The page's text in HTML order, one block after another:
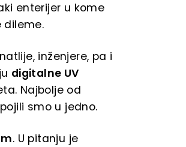
enterijer u kome
dileme.
inženjere, pa i
digitalne UV
Najbolje od
smo u jedno.
. U pitanju je